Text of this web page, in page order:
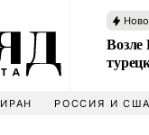
Возле
РОССИЯ И США